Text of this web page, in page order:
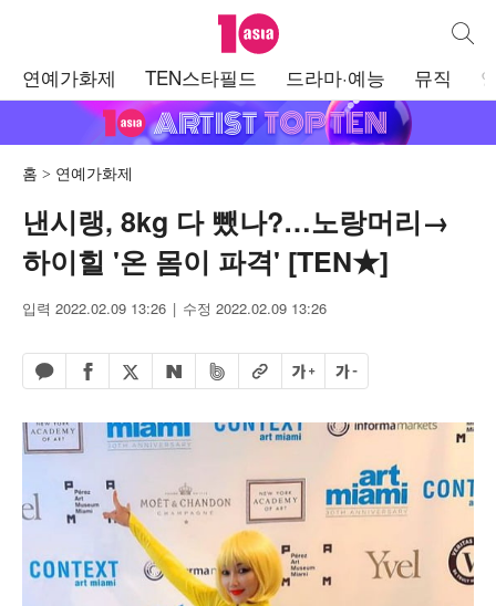
텐아시아 통합
연예가화제 TEN스타필드 드라마·예능 뮤직
홈 연예가화제
낸시랭, 8kg 다 뺐나?…노랑머리→
하이힐 '온 몸이 파격' [TEN★]
입력 2022.02.09 13:26 수정 2022.02.09 13:26
카카오톡 공유하기
페이스북 공유하기
엑스 공유하기
네이버 공유하기
밴드 공유하기
URL복사글자 크게글자 작게